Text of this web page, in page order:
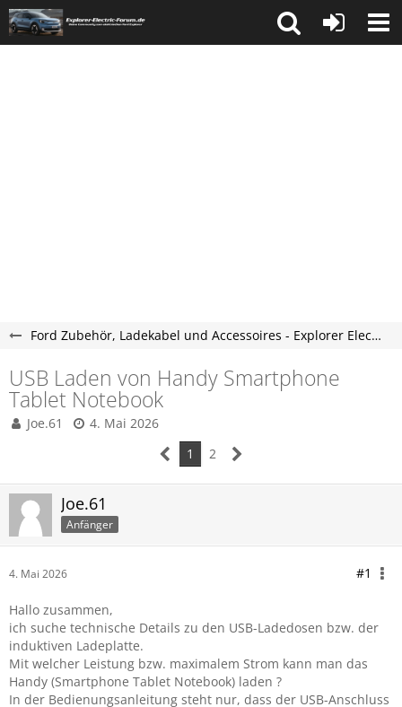
Ford Zubehör, Ladekabel und Accessoires - Explorer Electric Forum
USB Laden von Handy Smartphone
Tablet Notebook
Joe.61
4. Mai 2026
1
2
Joe.61
Anfänger
4. Mai 2026 #1
Hallo zusammen,
ich suche technische Details zu den USB-Ladedosen bzw. der
induktiven Ladeplatte.
Mit welcher Leistung bzw. maximalem Strom kann man das
Handy (Smartphone Tablet Notebook) laden ?
In der Bedienungsanleitung steht nur, dass der USB-Anschluss